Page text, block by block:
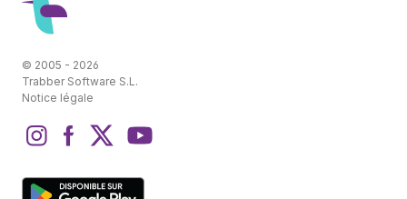
© 2005 - 2026
Trabber Software S.L.
Notice légale